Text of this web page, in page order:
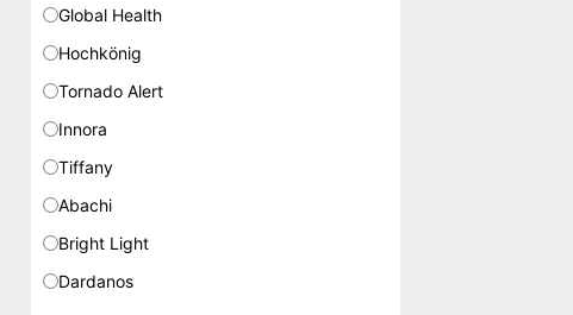
Global Health
Hochkönig
Tornado Alert
Innora
Tiffany
Abachi
Bright Light
Dardanos